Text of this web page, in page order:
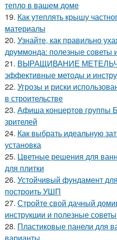
тепло в вашем доме
19. Как утеплять крышу
материалы
20. Узнайте, как правильно
друммонда: полезные советы
21. ВЫРАЩИВАНИЕ
эффективные методы и
22. Угрозы и риски
в строительстве
23. Афиша концертов группы
зрителей
24. Как выбрать идеальную
установка
25. Цветные решения для
для плитки
26. Устойчивый фундамент
построить УШП
27. Стройте свой дачный
инструкции и полезные советы
28. Пластиковые панели для